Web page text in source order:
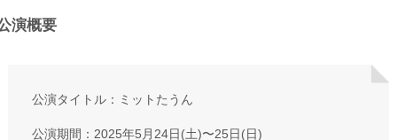
演概要
公演タイトル：ミットたうん
公演期間：2025年5月24日(土)〜25日(日)